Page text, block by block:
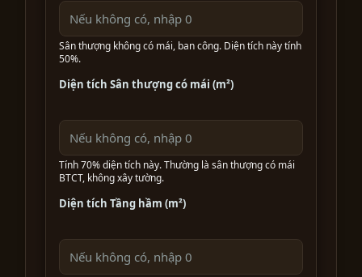
Sân thượng không có mái, ban công. Diện tích này tính
50%.
Diện tích Sân thượng có mái (m²)
Tính 70% diện tích này. Thường là sân thượng có mái
BTCT, không xây tường.
Diện tích Tầng hầm (m²)